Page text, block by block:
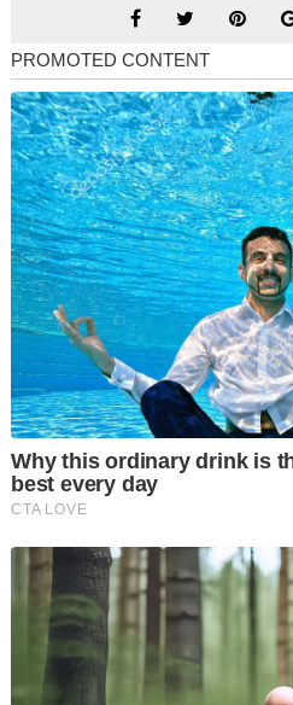
Trump, menegaskan pada Rabu,
Beliau membuat kenyataan itu
soalan seorang wartawan
Perdana Menteri Ireland,
Tiada sesiapa yang mengusir
Gaza," Trump membalas soalan